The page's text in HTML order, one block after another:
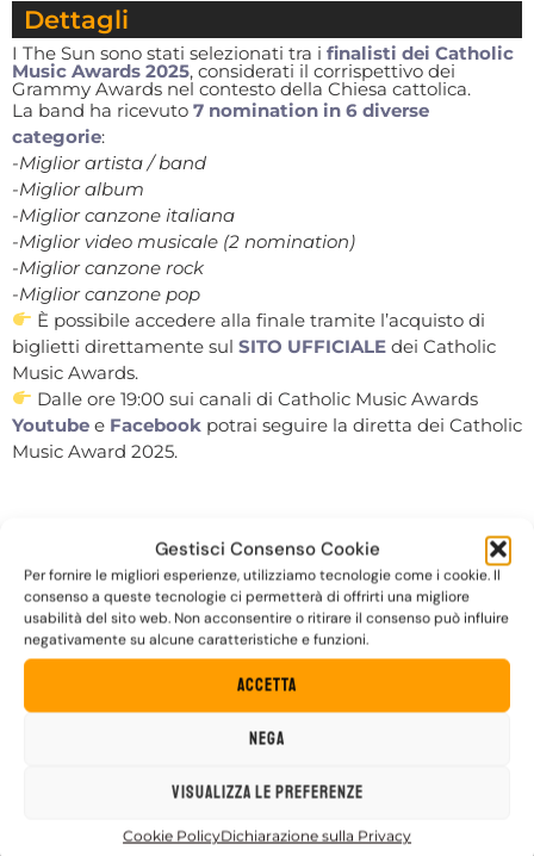
Gestisci Consenso Cookie
Per fornire le migliori esperienze, utilizziamo tecnologie come i cookie. Il
consenso a queste tecnologie ci permetterà di offrirti una migliore
usabilità del sito web. Non acconsentire o ritirare il consenso può influire
negativamente su alcune caratteristiche e funzioni.
Accetta
Nega
Visualizza le preferenze
Cookie PolicyDichiarazione sulla Privacy
Dettagli
I The Sun sono stati selezionati tra i finalisti dei Catholic
Music Awards 2025, considerati il corrispettivo dei
Grammy Awards nel contesto della Chiesa cattolica.
La band ha ricevuto 7 nomination in 6 diverse
categorie:
-Miglior artista / band
-Miglior album
-Miglior canzone italiana
-Miglior video musicale (2 nomination)
-Miglior canzone rock
-Miglior canzone pop
È possibile accedere alla finale tramite l’acquisto di
biglietti direttamente sul SITO UFFICIALE dei Catholic
Music Awards.
Dalle ore 19:00 sui canali di Catholic Music Awards
Youtube e Facebook potrai seguire la diretta dei Catholic
Music Award 2025.